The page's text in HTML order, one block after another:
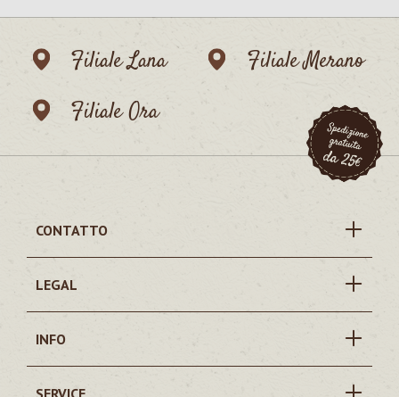
Filiale Lana
Filiale Merano
Filiale Ora
CONTATTO
LEGAL
INFO